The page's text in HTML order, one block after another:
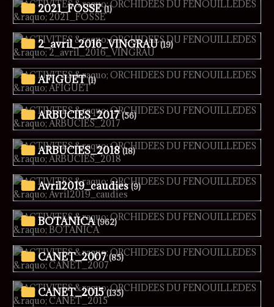
2021_FOSSE (1)
2_avril_2016_VINGRAU (19)
AFIGUET (1)
ARBUCIES_2017 (56)
ARBUCIES_2018 (18)
Avril2019_caudies (9)
BOTANICA (962)
CANET_2007 (85)
CANET_2015 (135)